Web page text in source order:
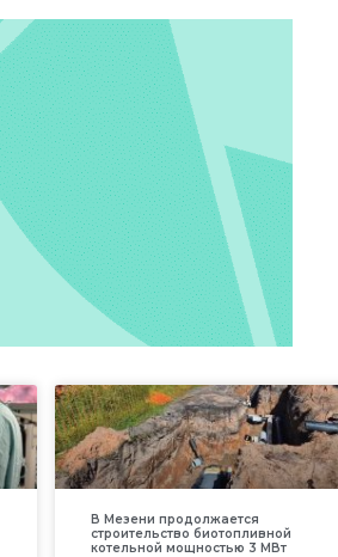
В Мезени продолжается
строительство биотопливной
котельной мощностью 3 МВт